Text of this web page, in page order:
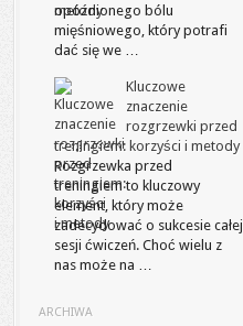
opóźnionego bólu
mięśniowego, który potrafi
dać się we …
Kluczowe
znaczenie
rozgrzewki przed
treningiem: korzyści i metody
Rozgrzewka przed
treningiem to kluczowy
element, który może
zadecydować o sukcesie całej
sesji ćwiczeń. Choć wielu z
nas może na …
ARCHIWA